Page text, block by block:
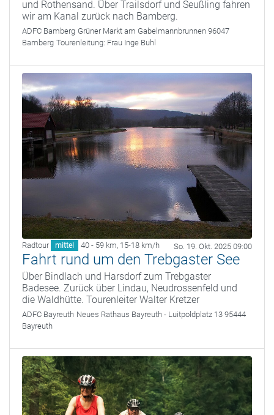
und Rothensand. Über Trailsdorf und Seußling fahren
wir am Kanal zurück nach Bamberg.
ADFC Bamberg Grüner Markt am Gabelmannbrunnen 96047
Bamberg Tourenleitung: Frau Inge Buhl
Radtour mittel 40 - 59 km, 15-18 km/h So. 19. Okt. 2025 09:00
Fahrt rund um den Trebgaster See
Über Bindlach und Harsdorf zum Trebgaster
Badesee. Zurück über Lindau, Neudrossenfeld und
die Waldhütte. Tourenleiter Walter Kretzer
ADFC Bayreuth Neues Rathaus Bayreuth - Luitpoldplatz 13 95444
Bayreuth